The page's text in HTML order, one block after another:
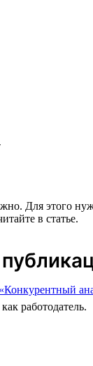
Для этого
в статье.
«Конкурентный
как работодатель.